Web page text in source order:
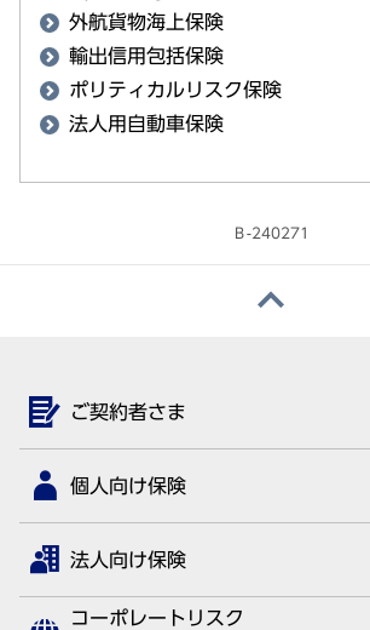
外航貨物海上保険
輸出信用包括保険
ポリティカルリスク保険
法人用自動車保険
Ｂ-240271
ご契約者さま
個人向け保険
法人向け保険
コーポレートリスク